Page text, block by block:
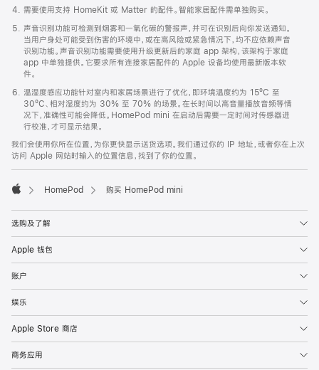
需要使用支持 HomeKit 或 Matter 的配件。智能家居配件需单独购买。
声音识别功能可检测到烟雾和一氧化碳的警报声，并可在识别后向你发送通知。
当用户身处可能受到伤害的环境中，或在高风险或紧急情况下，均不应依赖声音
识别功能。声音识别功能需要使用升级更新后的家庭 app 架构，该架构于家庭
app 中单独提供。它要求所有连接家居配件的 Apple 设备均使用最新版本软
件。
温湿度感应功能针对室内和家居场景进行了优化，即环境温度约为 15ºC 至
30ºC、相对湿度约为 30% 至 70% 的场景。在长时间以高音量播放音频等情
况下，准确性可能会降低。HomePod mini 在启动后需要一定时间对传感器进
行校准，才可显示结果。
我们会使用你所在位置，为你更快显示送货选项。我们通过你的 IP 地址，或者你在上次
访问 Apple 网站时输入的位置信息，找到了你的位置。
HomePod 购买 HomePod mini
选购及了解
Apple 钱包
账户
娱乐
Apple Store 商店
商务应用